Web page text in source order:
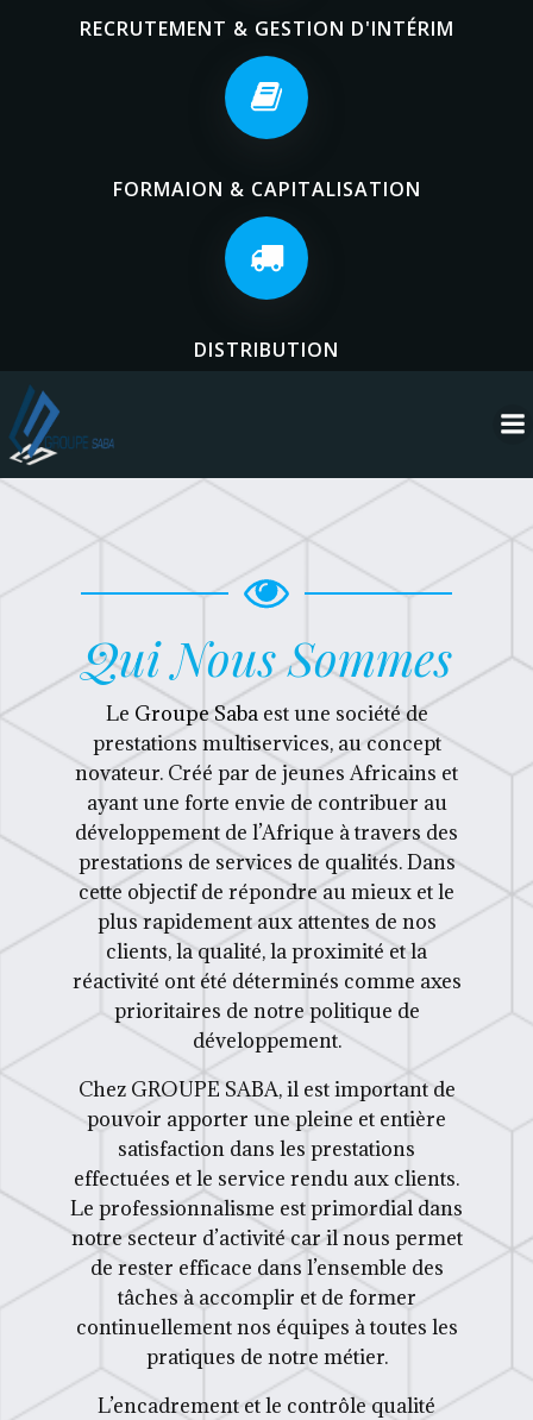
RECRUTEMENT & GESTION D'INTÉRIM
FORMAION & CAPITALISATION
DISTRIBUTION
Qui Nous Sommes
Le Groupe Sabaest une société de
prestations multiservices, au concept
novateur. Créé par de jeunes Africains et
ayant une forte envie de contribuer au
développement de l’Afrique à travers des
prestations de services de qualités. Dans
cette objectif de répondre au mieux et le
plus rapidement aux attentes de nos
clients, la qualité, la proximité et la
réactivité ont été déterminés comme axes
prioritaires de notre politique de
développement.
Chez GROUPE SABA, il est important de
pouvoir apporter une pleine et entière
satisfaction dans les prestations
effectuées et le service rendu aux clients.
Le professionnalisme est primordial dans
notre secteur d’activité car il nous permet
de rester efficace dans l’ensemble des
tâches à accomplir et de former
continuellement nos équipes à toutes les
pratiques de notre métier.
L’encadrement et le contrôle qualité